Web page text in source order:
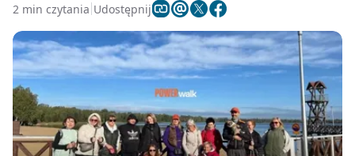
2 min czytania Udostępnij